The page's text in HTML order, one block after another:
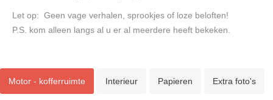
Let op: Geen vage verhalen, sprookjes of loze beloften!
P.S. kom alleen langs al u er al meerdere heeft bekeken.
Motor - kofferruimte Interieur Papieren Extra foto's